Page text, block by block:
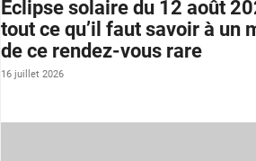
Éclipse solaire du 12 août
tout ce qu’il faut savoir à un
de ce rendez-vous rare
16 juillet 2026